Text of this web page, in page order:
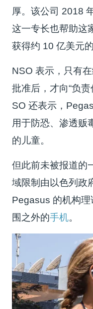
厚。该公司 2018
这一专长也帮助这
获得约 10 亿美元
NSO 表示，只有
批准后，才向“负
SO 还表示，
用于防恐、渗透贩
的儿童。
但此前未被报道的
域限制由以色列政
Pegasus 的机构
围之外的手机。